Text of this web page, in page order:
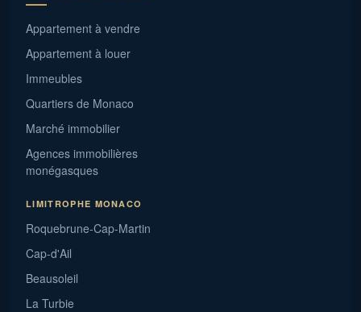
Appartement à vendre
Appartement à louer
Immeubles
Quartiers de Monaco
Marché immobilier
Agences immobilières
monégasques
LIMITROPHE MONACO
Roquebrune-Cap-Martin
Cap-d'Ail
Beausoleil
La Turbie